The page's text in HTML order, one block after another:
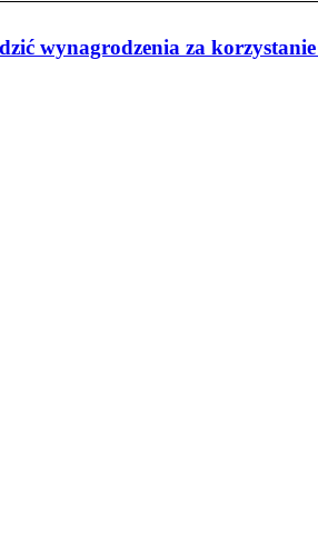
wynagrodzenia za